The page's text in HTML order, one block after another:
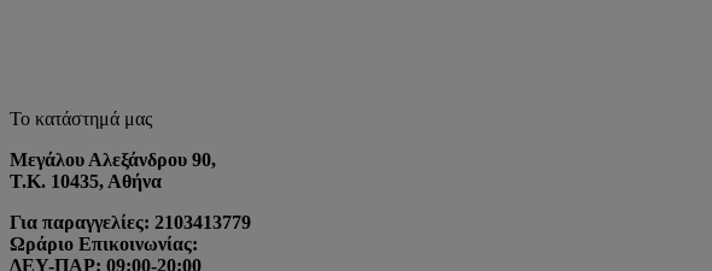
Το κατάστημά μας
Μεγάλου Αλεξάνδρου 90,
Τ.Κ. 10435, Αθήνα
Για παραγγελίες: 2103413779
Ωράριο Επικοινωνίας:
ΔΕΥ-ΠΑΡ: 09:00-20:00